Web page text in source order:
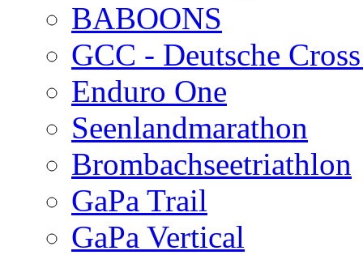
BABOONS
GCC - Deutsche
Enduro One
Seenlandmarathon
Brombachseetriathlon
GaPa Trail
GaPa Vertical